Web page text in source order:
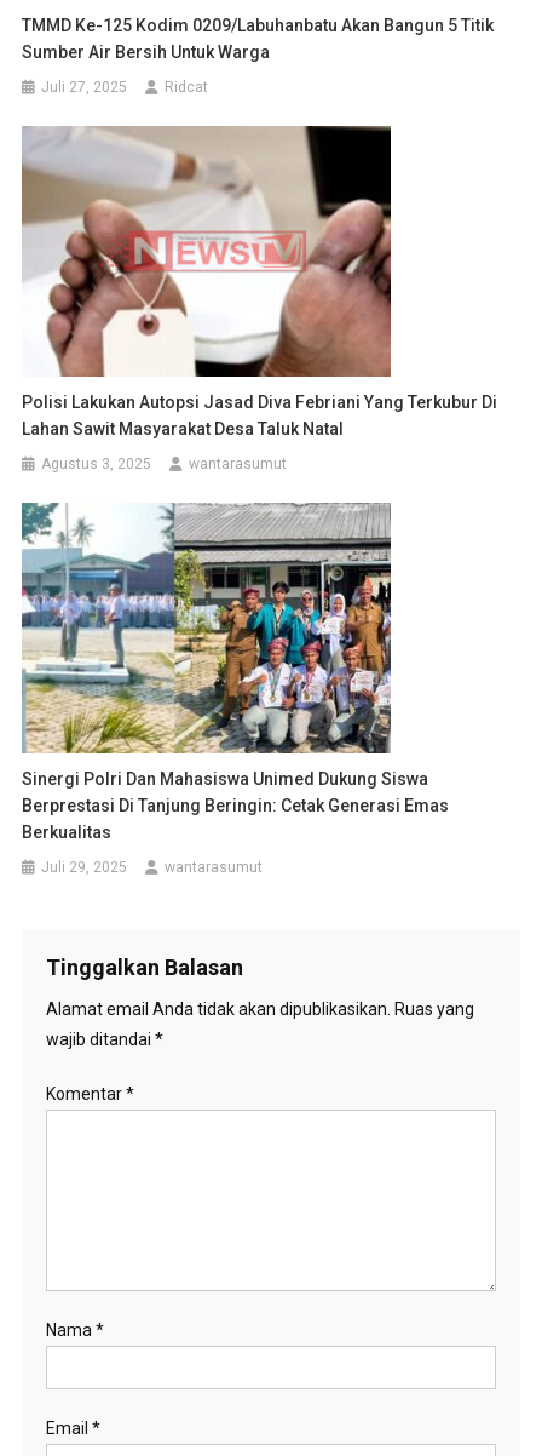
TMMD Ke-125 Kodim 0209/Labuhanbatu Akan Bangun 5 Titik
Sumber Air Bersih Untuk Warga
Juli 27, 2025 Ridcat
Polisi Lakukan Autopsi Jasad Diva Febriani Yang Terkubur Di
Lahan Sawit Masyarakat Desa Taluk Natal
Agustus 3, 2025 wantarasumut
Sinergi Polri Dan Mahasiswa Unimed Dukung Siswa
Berprestasi Di Tanjung Beringin: Cetak Generasi Emas
Berkualitas
Juli 29, 2025 wantarasumut
Tinggalkan Balasan
Alamat email Anda tidak akan dipublikasikan. Ruas yang
wajib ditandai *
Komentar*
Nama*
Email *